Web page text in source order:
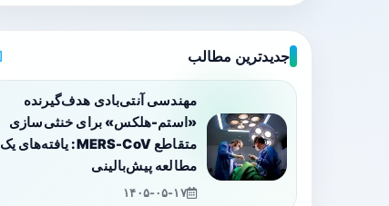
جدیدترین مطالب
مهندسی آنتی‌بادی هدف‌گیرنده
«استم-هلکس» برای خنثی‌سازی
متقاطع MERS-CoV: یافته‌های یک
مطالعه پیش‌بالینی
۱۴۰۵-۰۵-۱۷